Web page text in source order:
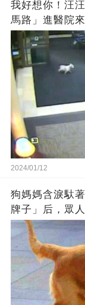
我好想你！汪
馬路」進醫院
2024/01/12
狗媽媽含淚馱
牌子」后，眾